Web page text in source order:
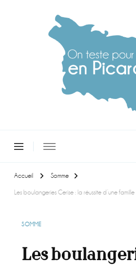
Accueil Somme
Les boulangeries Cerise : la réussite d’une
SOMME
Les